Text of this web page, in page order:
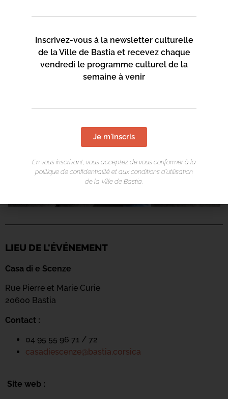
LIEU DE L'ÉVÉNEMENT
Casa di e Scenze
Rue Pierre et Marie Curie
20600 Bastia
Contact :
04 95 55 96 71 / 72
casadiescenze@bastia.corsica
Site web :
Inscrivez-vous à la newsletter culturelle
de la Ville de Bastia et recevez chaque
vendredi le programme culturel de la
semaine à venir
Je m'inscris
En vous inscrivant, vous acceptez de vous conformer à la
politique de confidentialité et aux conditions d’utilisation
de la Ville de Bastia.